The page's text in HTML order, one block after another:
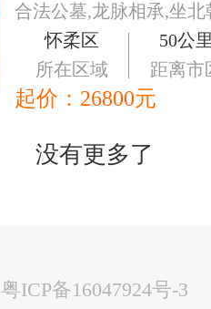
合法公墓,龙脉相承,坐北
怀柔区
所在区域
50公
距离市
起价： 26800元
没有更多了
粤ICP备16047924号-3